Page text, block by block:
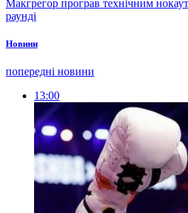
Макгрегор програв технічним
раунді
Новини
попередні новини
13:00